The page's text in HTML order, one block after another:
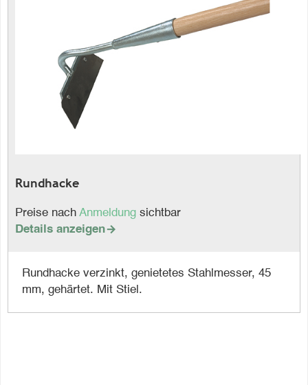
Rundhacke
Preise nach Anmeldung sichtbar
Details anzeigen
Rundhacke verzinkt, genietetes Stahlmesser, 45
mm, gehärtet. Mit Stiel.